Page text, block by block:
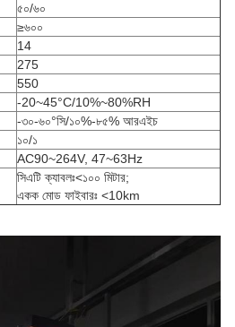
৫০/৬০
≥৬০০
14
275
550
-20~45°C/10%~80%RH
-৩০-৬০°সি/১০%-৮৫% আরএইচ
১০/১
AC90~264V, 47~63Hz
সিএটি ক্যাবলঃ<১০০ মিটার;
একক মোড ফাইবারঃ <10km